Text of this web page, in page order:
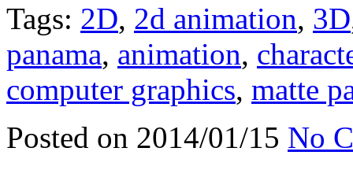
Tags: 2D, 2d animation, 3D
panama, animation,
computer graphics, matte
Posted on 2014/01/15 No